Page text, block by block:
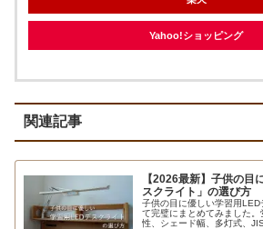
Yahoo!ショッピング
関連記事
【2026最新】子供の目
スクライト」の選び方
子供の目に優しい学習用
て完璧にまとめてみました
性、シェード幅、多灯式、